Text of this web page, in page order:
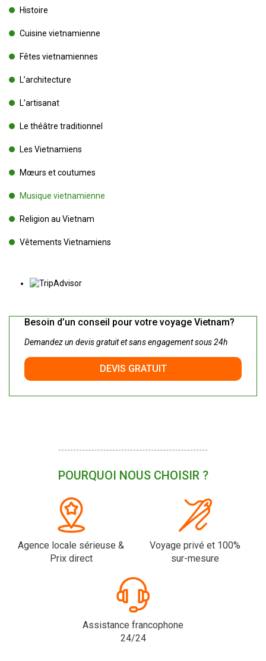
Histoire
Cuisine vietnamienne
Fêtes vietnamiennes
L’architecture
L’artisanat
Le théâtre traditionnel
Les Vietnamiens
Mœurs et coutumes
Musique vietnamienne
Religion au Vietnam
Vêtements Vietnamiens
Besoin d’un conseil pour votre voyage Vietnam?
Demandez un devis gratuit et sans engagement sous 24h
DEVIS GRATUIT
POURQUOI NOUS CHOISIR ?
Agence locale sérieuse &
Prix direct
Voyage privé et 100%
sur-mesure
Assistance francophone
24/24